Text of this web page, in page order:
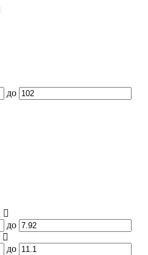
до
до
до